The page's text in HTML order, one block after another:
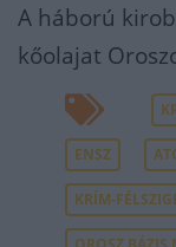
A háború
kőolajat
ENSZ
KRÍM-